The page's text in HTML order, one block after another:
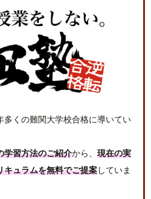
多くの難関大学校合格に導いてい
学習方法のご紹介から、 現在の実
キュラムを無料でご提案していま